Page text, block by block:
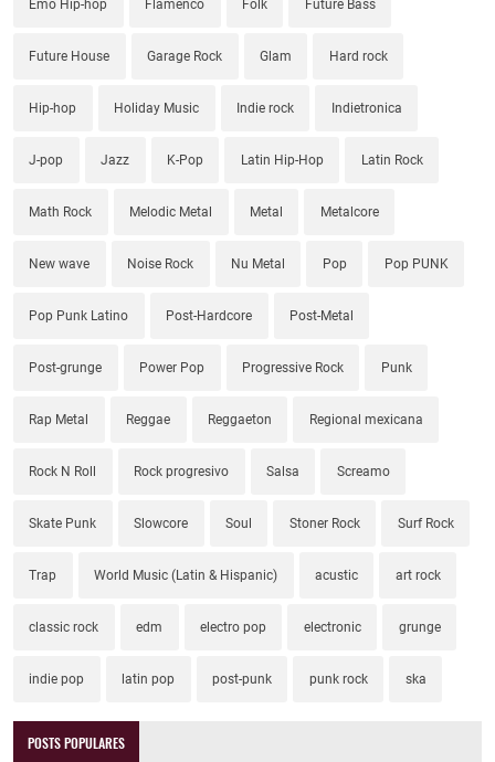
Emo Hip-hop Flamenco Folk Future Bass
Future House Garage Rock Glam Hard rock
Hip-hop Holiday Music Indie rock Indietronica
J-pop Jazz K-Pop Latin Hip-Hop Latin Rock
Math Rock Melodic Metal Metal Metalcore
New wave Noise Rock Nu Metal Pop Pop PUNK
Pop Punk Latino Post-Hardcore Post-Metal
Post-grunge Power Pop Progressive Rock Punk
Rap Metal Reggae Reggaeton Regional mexicana
Rock N Roll Rock progresivo Salsa Screamo
Skate Punk Slowcore Soul Stoner Rock Surf Rock
Trap World Music (Latin & Hispanic) acustic art rock
classic rock edm electro pop electronic grunge
indie pop latin pop post-punk punk rock ska
POSTS POPULARES